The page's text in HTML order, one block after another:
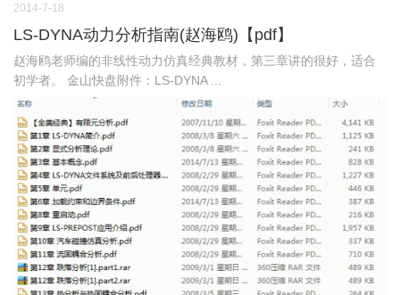
2014-7-18
LS-DYNA动力分析指南(赵海鸥)【pdf】
赵海鸥老师编的非线性动力仿真经典教材，第三章讲的很好，适合
初学者。 金山快盘附件：LS-DYNA ...